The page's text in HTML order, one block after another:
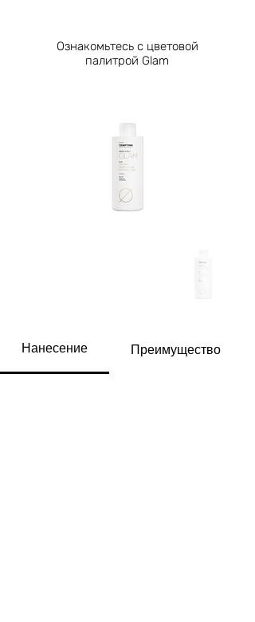
Ознакомьтесь с цветовой
палитрой Glam
Нанесение Преимущество